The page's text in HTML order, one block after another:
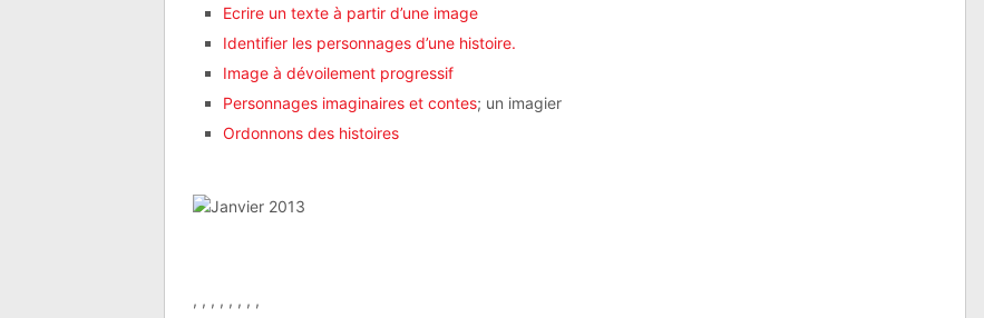
Ecrire un texte à partir d’une image
Identifier les personnages d’une histoire.
Image à dévoilement progressif
Personnages imaginaires et contes; un imagier
Ordonnons des histoires
, , , , , , , ,